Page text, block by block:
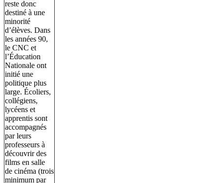
reste donc
destiné à une
minorité
d’élèves. Dans
les années 90,
le CNC et
l’Éducation
Nationale ont
initié une
politique plus
large. Écoliers,
collégiens,
lycéens et
apprentis sont
accompagnés
par leurs
professeurs à
découvrir des
films en salle
de cinéma (trois
minimum par